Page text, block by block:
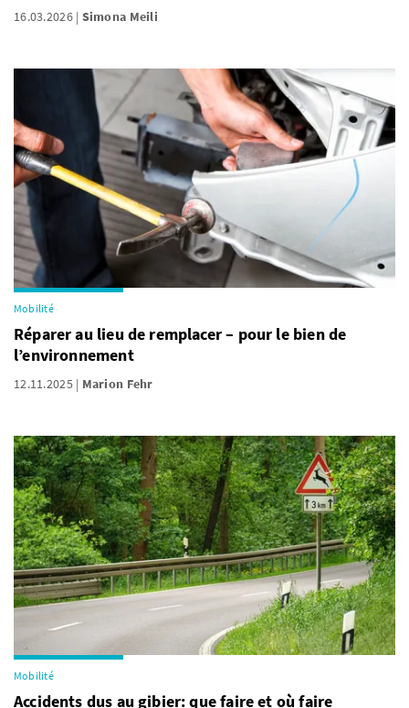
16.03.2026 Simona Meili
Mobilité
Réparer au lieu de remplacer – pour le bien de
l’environnement
12.11.2025 Marion Fehr
Mobilité
Accidents dus au gibier: que faire et où faire